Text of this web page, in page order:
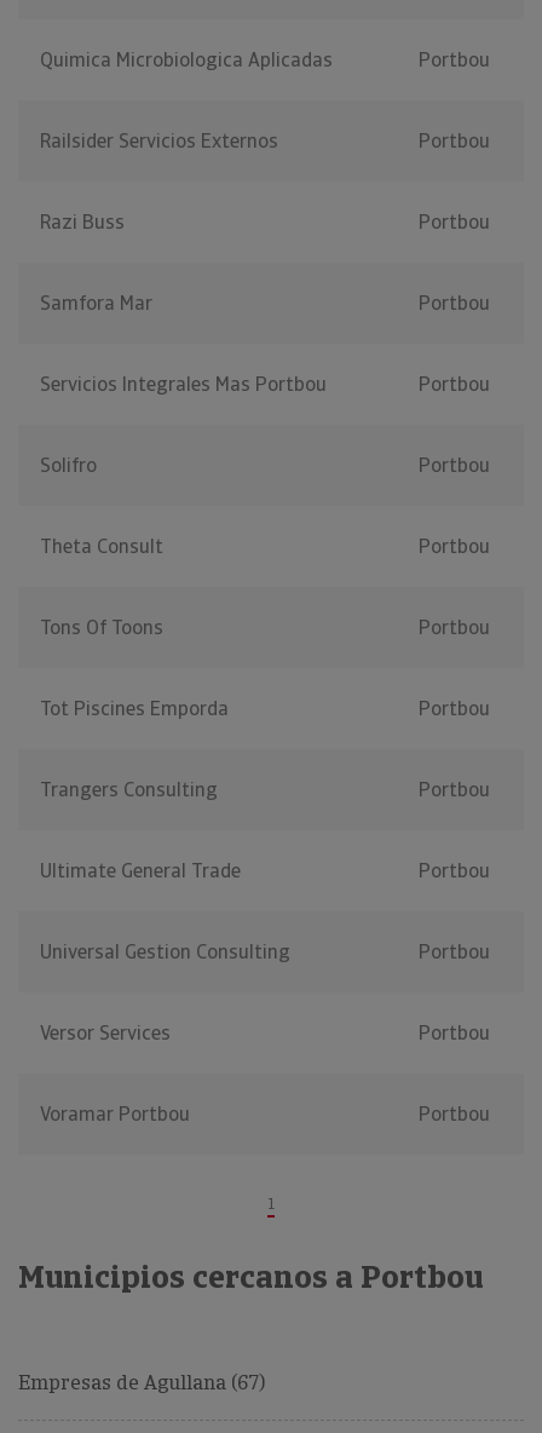
Quimica Microbiologica Aplicadas Portbou
Railsider Servicios Externos Portbou
Razi Buss Portbou
Samfora Mar Portbou
Servicios Integrales Mas Portbou Portbou
Solifro Portbou
Theta Consult Portbou
Tons Of Toons Portbou
Tot Piscines Emporda Portbou
Trangers Consulting Portbou
Ultimate General Trade Portbou
Universal Gestion Consulting Portbou
Versor Services Portbou
Voramar Portbou Portbou
1
Municipios cercanos a Portbou
Empresas de Agullana (67)